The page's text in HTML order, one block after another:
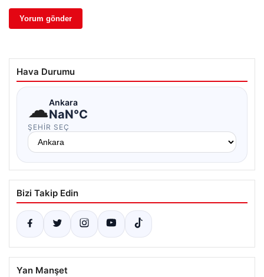
Hava Durumu
☁Ankara
NaN°C
ŞEHIR SEÇ
Bizi Takip Edin
Yan Manşet